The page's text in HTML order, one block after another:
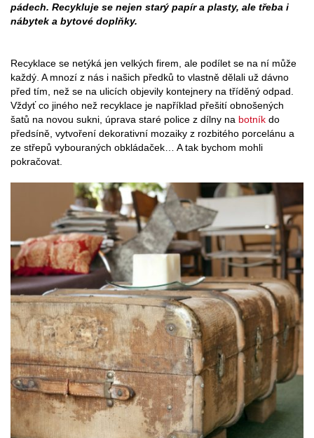
pádech. Recykluje se nejen starý papír a plasty, ale třeba i
nábytek a bytové doplňky.
Recyklace se netýká jen velkých firem, ale podílet se na ní může
každý. A mnozí z nás i našich předků to vlastně dělali už dávno
před tím, než se na ulicích objevily kontejnery na tříděný odpad.
Vždyť co jiného než recyklace je například přešití obnošených
šatů na novou sukni, úprava staré police z dílny na botník do
předsíně, vytvoření dekorativní mozaiky z rozbitého porcelánu a
ze střepů vybouraných obkládaček… A tak bychom mohli
pokračovat.